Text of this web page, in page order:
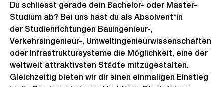
Du schliesst gerade dein Bachelor- oder Master-
Studium ab? Bei uns hast du als Absolvent*in
der Studienrichtungen Bauingenieur-,
Verkehrsingenieur-, Umweltingenieurwissenschaften
oder Infrastruktursysteme die Möglichkeit, eine der
weltweit attraktivsten Städte mitzugestalten.
Gleichzeitig bieten wir dir einen einmaligen Einstieg